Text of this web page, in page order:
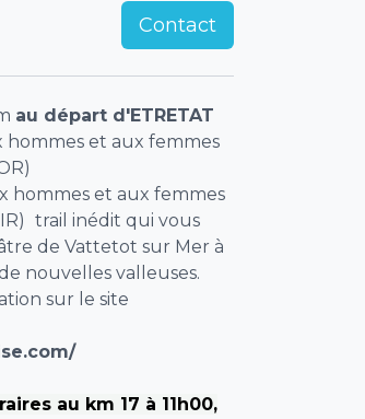
Contact
au départ d'ETRETAT
hommes et aux femmes
hommes et aux femmes
trail inédit qui vous
de Vattetot sur Mer à
nouvelles valleuses.
sur le site
au km 17 à 11h00,